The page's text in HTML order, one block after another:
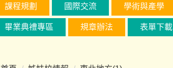
課程規劃 國際交流 學術與產學
畢業典禮專區 規章辦法 表單下載